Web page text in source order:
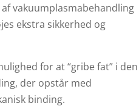
vakuumplasmabehandling
ekstra sikkerhed og
for at “gribe fat” i den
der opstår med
binding.